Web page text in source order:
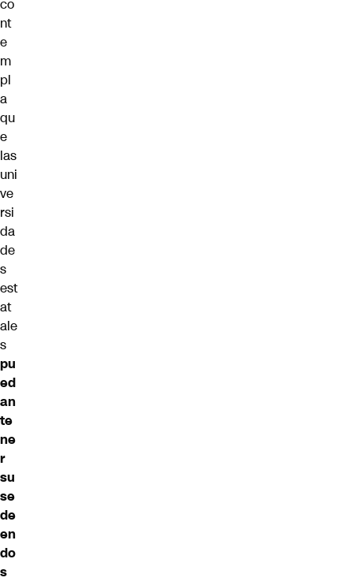
co
nt
e
m
pl
a
qu
e
las
uni
ve
rsi
da
de
s
est
at
ale
s
pu
ed
an
te
ne
r
su
se
de
en
do
s